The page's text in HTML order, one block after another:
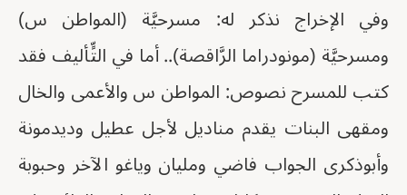
وفي الإخراج نذكر له: مسرحيَّة (المواطن س)
ومسرحيَّة (مونودراما الرَّاقصة).. أما في التٍّأليف فقد
كتب للمسرح نصوص: المواطن س والأعمى والخال
ومقهى البنات يقدم مناديل لأجل عطيل وديدمونة
وأبوذكرى الجواب فاضي ومليان وياغو الآخر وحبوبة